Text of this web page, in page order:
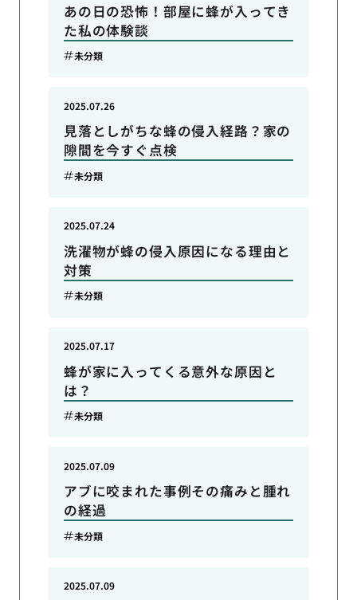
あの日の恐怖！部屋に蜂が入ってき
た私の体験談
未分類
見落としがちな蜂の侵入経路？家の
隙間を今すぐ点検
2025.07.26
未分類
洗濯物が蜂の侵入原因になる理由と
対策
2025.07.24
未分類
蜂が家に入ってくる意外な原因と
は？
2025.07.17
未分類
アブに咬まれた事例その痛みと腫れ
の経過
2025.07.09
未分類
2025.07.09